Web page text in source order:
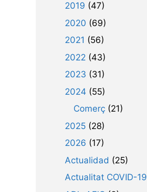
2019 (47)
2020 (69)
2021 (56)
2022 (43)
2023 (31)
2024 (55)
Comerç(21)
2025(28)
2026 (17)
Actualidad (25)
Actualitat COVID-19